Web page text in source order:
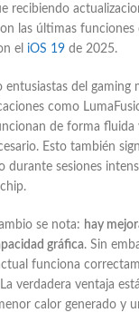
recibiendo
las últimas funciones
el iOS 19 de 2025.
entusiastas del gaming
como
de forma fluida
Esto también
durante sesiones
se nota: hay
gráfica. Sin
funciona
verdadera ventaja
calor generado y